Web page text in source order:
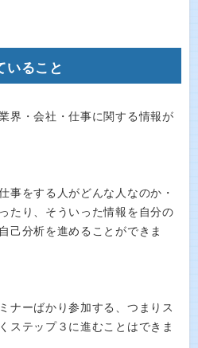
いること
界・会社・仕事に関する情報が
事をする人がどんな人なのか・
たり、そういった情報を自分の
己分析を進めることができま
ナーばかり参加する、つまりス
ステップ３に進むことはできま